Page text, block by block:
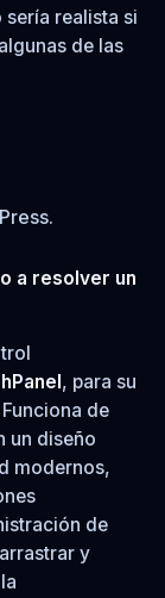
realista si
de las
a resolver un
hPanel , para su
de
un diseño
modernos,
de
y